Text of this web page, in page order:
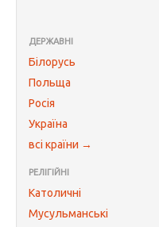
ДЕРЖАВНІ
Білорусь
Польща
Росія
Україна
всі країни →
РЕЛІГІЙНІ
Католичні
Мусульманські